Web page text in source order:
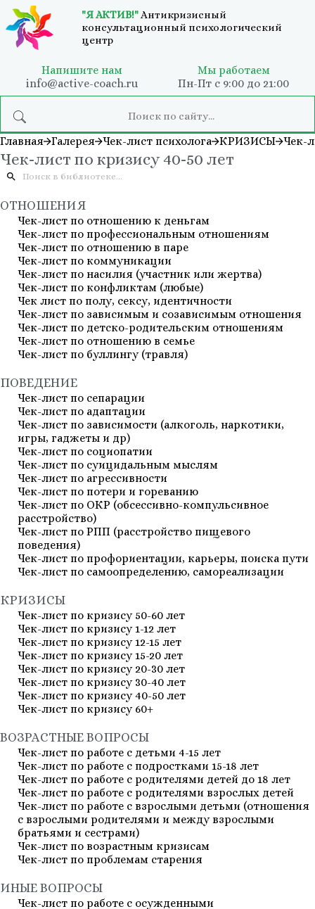
"Я АКТИВ!"Антикризисный
консультационный психологический
центр
Напишите нам
info@active-coach.ru
Мы работаем
Пн-Пт с 9:00 до 21:00
Главная Галерея Чек-лист психолога КРИЗИСЫ Чек-
Чек-лист по кризису 40-50 лет
ОТНОШЕНИЯ
Чек-лист по отношению к деньгам
Чек-лист по профессиональным отношениям
Чек-лист по отношению в паре
Чек-лист по коммуникации
Чек-лист по насилия (участник или жертва)
Чек-лист по конфликтам (любые)
Чек лист по полу, сексу, идентичности
Чек-лист по зависимым и созависимым отношения
Чек-лист по детско-родительским отношениям
Чек-лист по отношению в семье
Чек-лист по буллингу (травля)
ПОВЕДЕНИЕ
Чек-лист по сепарации
Чек-лист по адаптации
Чек-лист по зависимости (алкоголь, наркотики,
игры, гаджеты и др)
Чек-лист по социопатии
Чек-лист по суицидальным мыслям
Чек-лист по агрессивности
Чек-лист по потери и гореванию
Чек-лист по ОКР (обсессивно-компульсивное
расстройство)
Чек-лист по РПП (расстройство пищевого
поведения)
Чек-лист по профориентации, карьеры, поиска пути
Чек-лист по самоопределению, самореализации
КРИЗИСЫ
Чек-лист по кризису 50-60 лет
Чек-лист по кризису 1-12 лет
Чек-лист по кризису 12-15 лет
Чек-лист по кризису 15-20 лет
Чек-лист по кризису 20-30 лет
Чек-лист по кризису 30-40 лет
Чек-лист по кризису 40-50 лет
Чек-лист по кризису 60+
ВОЗРАСТНЫЕ ВОПРОСЫ
Чек-лист по работе с детьми 4-15 лет
Чек-лист по работе с подростками 15-18 лет
Чек-лист по работе с родителями детей до 18 лет
Чек-лист по работе с родителями взрослых детей
Чек-лист по работе с взрослыми детьми (отношения
с взрослыми родителями и между взрослыми
братьями и сестрами)
Чек-лист по возрастным кризисам
Чек-лист по проблемам старения
ИНЫЕ ВОПРОСЫ
Чек-лист по работе с осужденными